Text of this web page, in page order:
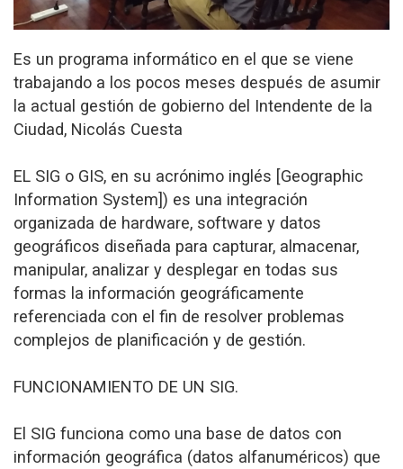
Es un programa informático en el que se viene
trabajando a los pocos meses después de asumir
la actual gestión de gobierno del Intendente de la
Ciudad, Nicolás Cuesta
EL SIG o GIS, en su acrónimo inglés [Geographic
Information System]) es una integración
organizada de hardware, software y datos
geográficos diseñada para capturar, almacenar,
manipular, analizar y desplegar en todas sus
formas la información geográficamente
referenciada con el fin de resolver problemas
complejos de planificación y de gestión.
FUNCIONAMIENTO DE UN SIG.
El SIG funciona como una base de datos con
información geográfica (datos alfanuméricos) que